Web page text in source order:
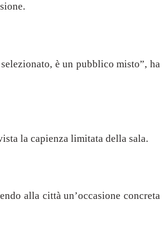
è un pubblico misto”, ha
la capienza limitata della sala.
alla città un’occasione concreta